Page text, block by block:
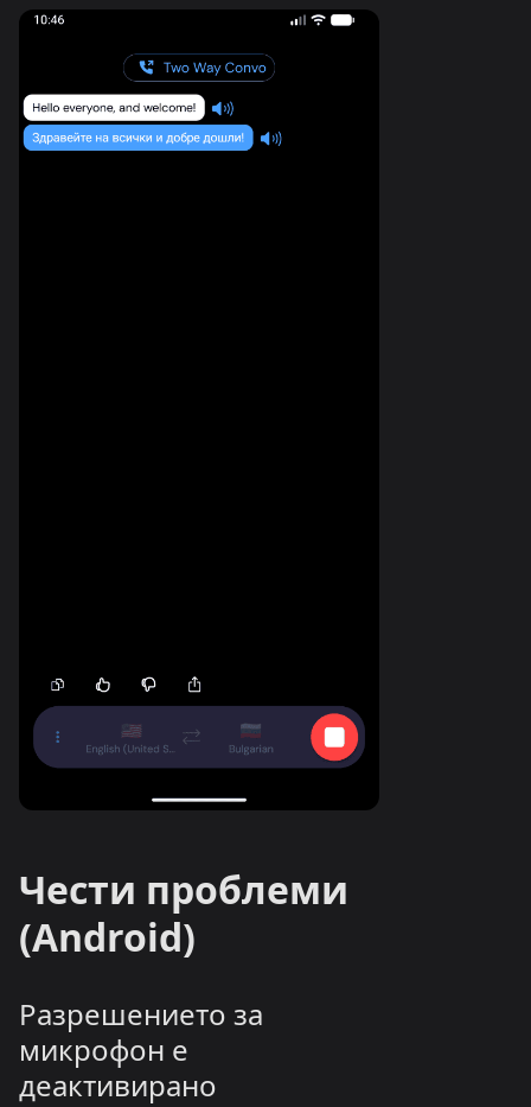
Чести проблеми
(Android)
Разрешението за
микрофон е
деактивирано